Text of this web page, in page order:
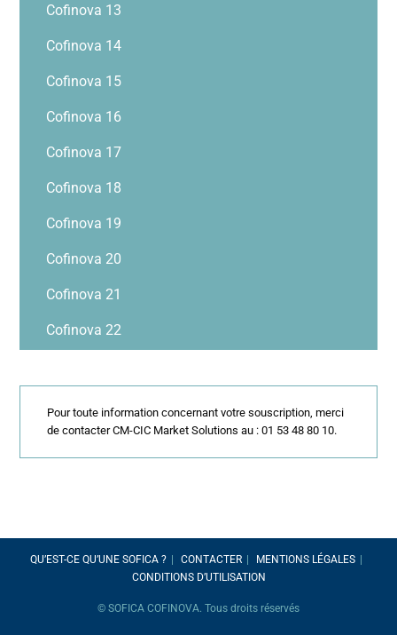
Cofinova 13
Cofinova 14
Cofinova 15
Cofinova 16
Cofinova 17
Cofinova 18
Cofinova 19
Cofinova 20
Cofinova 21
Cofinova 22
Pour toute information concernant votre souscription, merci
de contacter CM-CIC Market Solutions au : 01 53 48 80 10.
QU’EST-CE QU’UNE SOFICA ? CONTACTER
MENTIONS LÉGALES
CONDITIONS D’UTILISATION
© SOFICA COFINOVA. Tous droits réservés